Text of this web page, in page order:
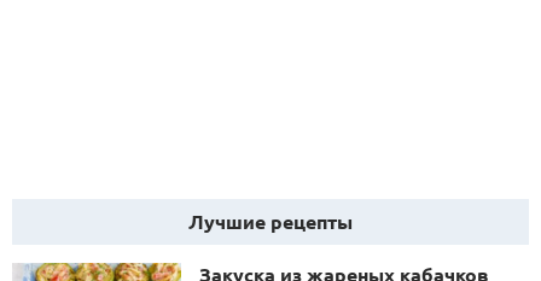
Лучшие рецепты
Закуска из жареных кабачков